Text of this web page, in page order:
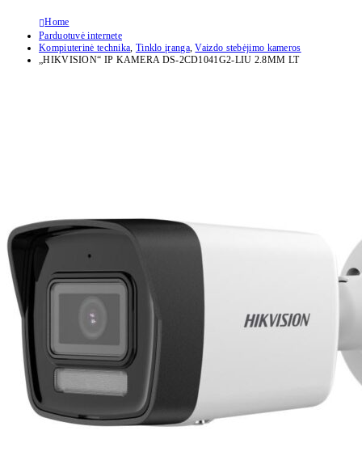
Home
Parduotuvė internete
Kompiuterinė technika, Tinklo įranga,Vaizdo stebėjimo kameros
„HIKVISION“ IP KAMERA DS-2CD1041G2-LIU 2.8MM LT